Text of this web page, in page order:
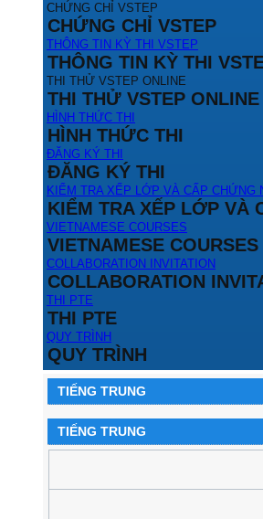
CHỨNG CHỈ VSTEP
CHỨNG CHỈ VSTEP
THÔNG TIN KỲ THI VSTEP
THÔNG TIN KỲ THI
THI THỬ VSTEP ONLINE
THI THỬ VSTEP ONLINE
HÌNH THỨC THI
HÌNH THỨC THI
ĐĂNG KÝ THI
ĐĂNG KÝ THI
KIỂM TRA XẾP LỚP VÀ CẤP CHỨNG
KIỂM TRA XẾP LỚP VÀ
VIETNAMESE COURSES
VIETNAMESE COURSES
COLLABORATION INVITATION
COLLABORATION
THI PTE
THI PTE
QUY TRÌNH
QUY TRÌNH
TIẾNG TRUNG
TIẾNG TRUNG